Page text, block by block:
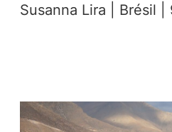
Susanna Lira | Brésil |